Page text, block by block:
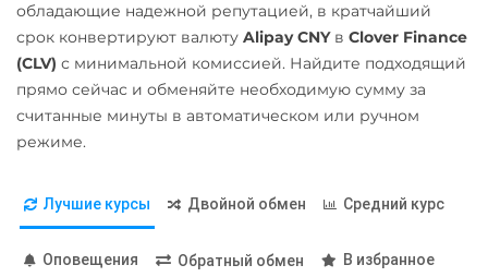
Zcash (ZEC)
Карта Unionpay CNY
Карта UZCARD UZS
Карта МИР RUB
Любой банк
GEL
МТС Банк RUB
обладающие надежной репутацией, в кратчайший
срок конвертируют валюту Alipay CNYв Clover Finance
(CLV) с минимальной комиссией. Найдите подходящий
прямо сейчас и обменяйте необходимую сумму за
считанные минуты в автоматическом или ручном
режиме.
Лучшие курсы Двойной обмен Средний курс
Оповещения Обратный обмен В избранное